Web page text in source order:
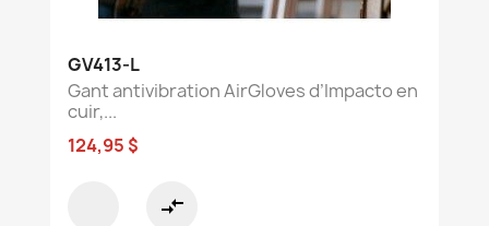
GV413-L
Gant antivibration AirGloves d’Impacto en
cuir,...
124,95 $
compare_arrows